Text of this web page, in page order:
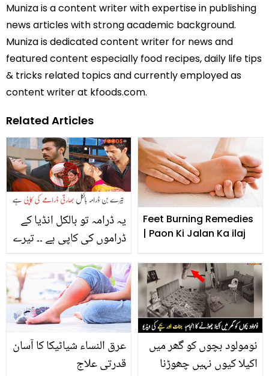
Muniza is a content writer with expertise in publishing
news articles with strong academic background.
Muniza is dedicated content writer for news and
featured content especially food recipes, daily life tips
& tricks related topics and currently employed as
content writer at kfoods.com.
Related Articles
یہ ڈرامہ تو بالکل انڈیا کے
ڈراموں کی کاپی ہے ۔۔ تیرے
والے غیر اخلاقی سین جو
بھارتی ڈراموں میں بھی
ہیں! سوشل میڈیا صارفین
کہانی پر بھڑک اٹھے
Feet Burning Remedies
| Paon Ki Jalan Ka ilaj
عرق النساء شیاٹیکا کا آسان
قدرتی علاج
نومولود بچوں کو گھر میں
اکیلا کیوں نہیں چھوڑنا